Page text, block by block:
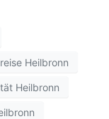
Heilbronn
Heilbronn